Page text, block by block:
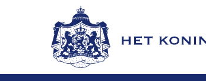
Naar de homepage van Het